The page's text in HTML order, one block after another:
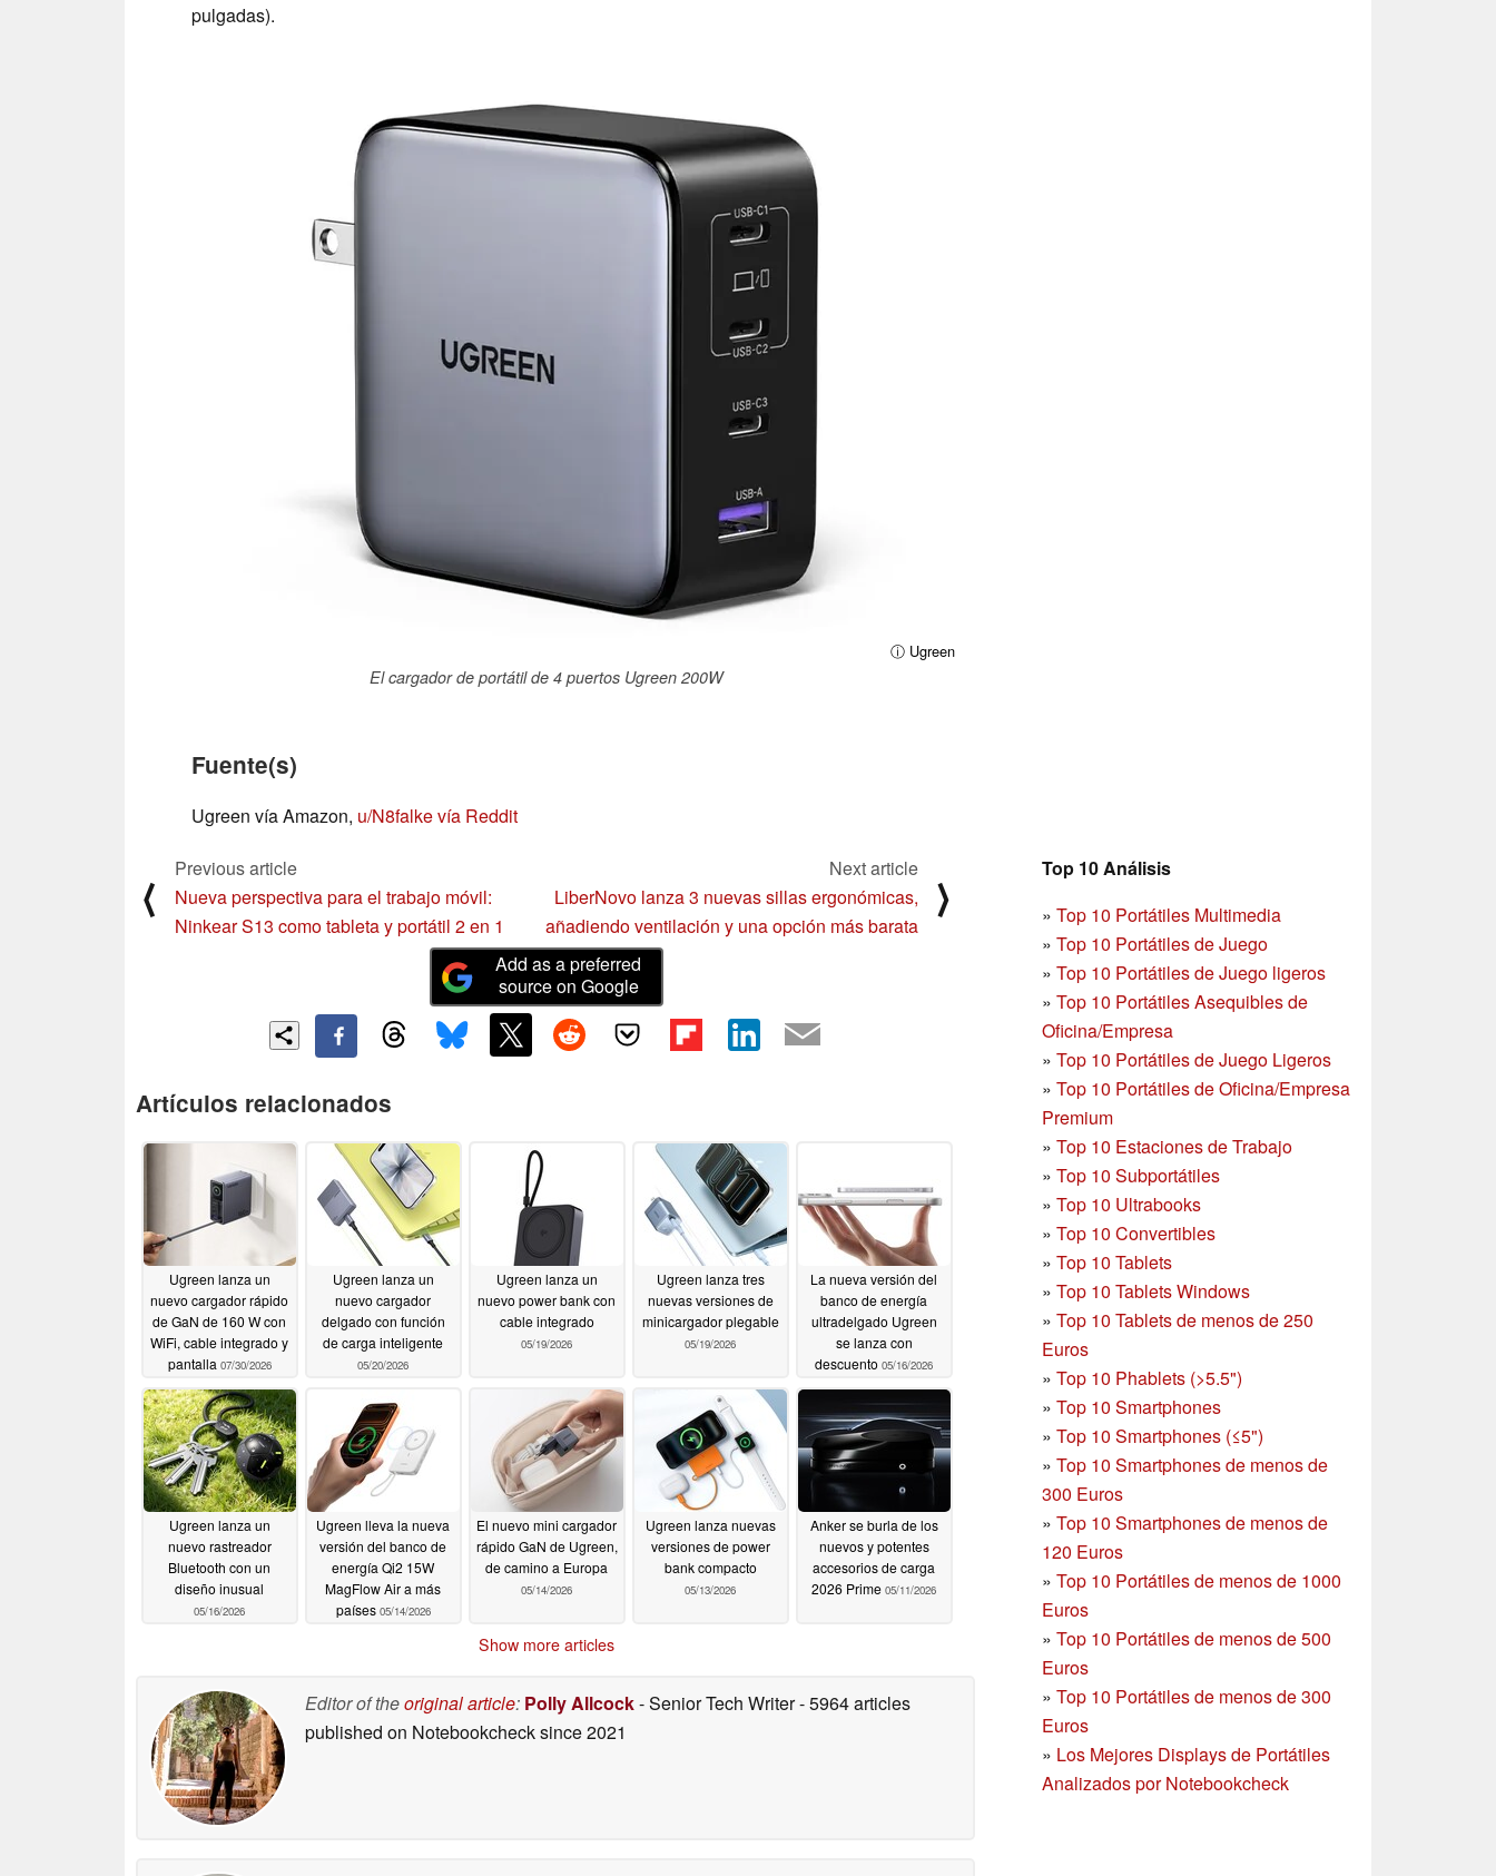
pulgadas).
ⓘ Ugreen
El cargador de portátil de 4 puertos Ugreen 200W
Fuente(s)
Ugreen vía Amazon, u/N8falke vía Reddit
Top 10 Análisis
» Top 10 Portátiles Multimedia
» Top 10 Portátiles de Juego
» Top 10 Portátiles de Juego ligeros
» Top 10 Portátiles Asequibles de
Oficina/Empresa
» Top 10 Portátiles de Juego Ligeros
» Top 10 Portátiles de Oficina/Empresa
Premium
» Top 10 Estaciones de Trabajo
» Top 10 Subportátiles
» Top 10 Ultrabooks
» Top 10 Convertibles
» Top 10 Tablets
» Top 10 Tablets Windows
» Top 10 Tablets de menos de 250
Euros
» Top 10 Phablets (>5.5")
» Top 10 Smartphones
» Top 10 Smartphones (≤5")
» Top 10 Smartphones de menos de
300 Euros
» Top 10 Smartphonesde menos de
120 Euros
» Top 10 Portátiles de menos de 1000
Euros
» Top 10 Portátiles de menos de 500
Euros
» Top 10 Portátiles de menos de 300
Euros
» Los Mejores Displays de Portátiles
Analizados por Notebookcheck
⟨
Previous article
Nueva perspectiva para el trabajo móvil:
Ninkear S13 como tableta y portátil 2 en 1
Next article
LiberNovo lanza 3 nuevas sillas ergonómicas,
añadiendo ventilación y una opción más barata
⟩
Add as a preferred
source on Google
Artículos relacionados
Ugreen lanza un
nuevo cargador rápido
de GaN de 160 W con
WiFi, cable integrado y
pantalla 07/30/2026
Ugreen lanza un
nuevo cargador
delgado con función
de carga inteligente
05/20/2026
Ugreen lanza un
nuevo power bank con
cable integrado
05/19/2026
Ugreen lanza tres
nuevas versiones de
minicargador plegable
05/19/2026
La nueva versión del
banco de energía
ultradelgado Ugreen
se lanza con
descuento 05/16/2026
Ugreen lanza un
nuevo rastreador
Bluetooth con un
diseño inusual
05/16/2026
Ugreen lleva la nueva
versión del banco de
energía Qi2 15W
MagFlow Air a más
países 05/14/2026
El nuevo mini cargador
rápido GaN de Ugreen,
de camino a Europa
05/14/2026
Ugreen lanza nuevas
versiones de power
bank compacto
05/13/2026
Anker se burla de los
nuevos y potentes
accesorios de carga
2026 Prime 05/11/2026
Show more articles
Editor of theoriginal article: Polly Allcock- Senior Tech Writer- 5964 articles
published on Notebookchecksince 2021